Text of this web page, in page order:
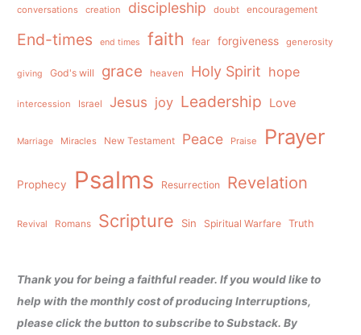
conversations creation discipleship doubt encouragement
End-times end times faith fear forgiveness generosity
giving God's will grace heaven Holy Spirit hope
intercession Israel Jesus joy Leadership Love
Marriage Miracles New Testament Peace Praise Prayer
Prophecy Psalms Resurrection Revelation
Revival Romans Scripture Sin Spiritual Warfare Truth
Thank you for being a faithful reader. If you would like to
help with the monthly cost of producing Interruptions,
please click the button to subscribe to Substack. By